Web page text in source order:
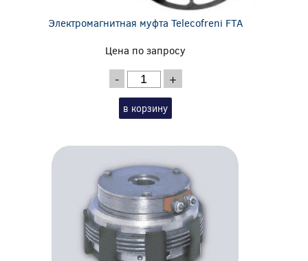
Электромагнитная муфта Telecofreni FTA
Цена по запросу
- +
в корзину